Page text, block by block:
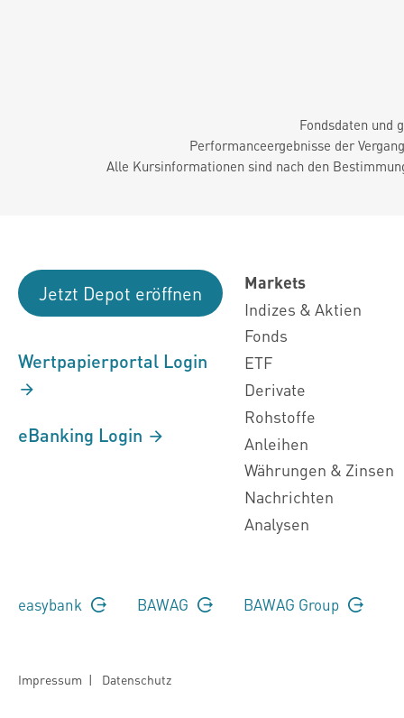
Fondsdaten und
Performanceergebnisse der
Alle Kursinformationen sind nach den
Jetzt Depot eröffnen
Wertpapierportal Login
eBanking Login
Markets
Indizes & Aktien
Fonds
ETF
Derivate
Rohstoffe
Anleihen
Währungen & Zinsen
Nachrichten
Analysen
easybank BAWAG BAWAG Group
Impressum | Datenschutz